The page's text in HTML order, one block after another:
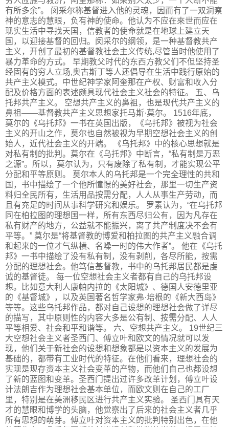
有所多余”。 闵采尔称基督进入他的灵魂，因而有了一双洞察
神的意志的慧眼，负有神的使命。他认为不应在來世而应在
现实生活中寻找天国，信教者的使命就是在地球上建立天
国，以迎接基督的回归。闵采尔的纲领，是一种基督教共产
主义，开创了最初的基督教社会主义传统,尽管当时他使用了
暴力革命的方式。 早期教父时代的东西方教父们不但坚持圣
经固有的穷人立场,奥古斯丁等人还倡导在生活中践行原始的
共产主义模式。中世纪神学家阿奎那在产权、财富和收入分
配及价格方面的表述颇具现代社会主义社会的特征。 五、乌
托邦共产主义。 空想共产主义的鼻祖，也是现代共产主义的
鼻祖——基督教共产主义思想家托马斯·莫尔。 1516年底，
莫尔的《乌托邦》一书在英国出版，《乌托邦》被视为社会
主义的开山之作，莫尔也自然被视为早期空想社会主义的创
始人，近代社会主义的开端。 《乌托邦》中的核心思想就是
对私有制的批判。莫尔在《乌托邦》中断言，“私有制是万恶
之源”。所以，莫尔认为，只有废除了私有制，才能实现公平
分配和平等原则。 莫尔本人的乌托邦是一个完全理性的共和
国，书中描绘了一个他所憧憬的美好社会，那里一切生产资
料归全民所有，生活用品按需分配，人人从事生产劳动，而
且有充足的时间从事科学研究和娱乐。 罗素认为，“在乌托邦
同在柏拉图的理想国一样，所有东西尽归公有，因为凡存在
私有财产的地方，公益就不能振兴，离了共产制度决不会有
平等。” 莫尔是“将基督教的博爱和柏拉图的共产主义融合调
和起来的一位才气纵横、名噪一时的伟大作者”。 他在《乌托
邦》一书中描绘了没有私有制，没有剥削，各尽所能，按需
分配的理想社会。他笃信基督教，书中的乌托邦居民都是虔
诚的基督徒。 每一位空想社会主义者都有自己的乌托邦设
想。比如意大利人康帕内拉的《太阳城》、德国人安德里亚
的《基督城》，以及英国著名哲学家弗·培根的《新大西岛》
等等。这些乌托邦作品，都对自己设想的理想社会做了详尽
的描写，其中原则性的内容大多是公有制、按需分配、人人
平等相爱、社会和平和谐等。 六、空想共产主义。 19世纪三
大空想社会主义者圣西门、傅立叶和欧文的情况就可以发
现，他们关于新社会的设想和想象都是以资本主义的发展为
基础的，都带有工业时代的特征。在他们看来，理想社会的
实现是现存资本主义社会变革的产物，而他们自己也都设想
了新的蓝图和变革。圣西门提出过许多改革计划，傅立叶设
计法朗吉作为理想社会基本单位，而欧文则在自己的工厂
里，特别是在美洲移民区进行共产主义实验。 圣西门具有天
才的慧眼和博学的头脑，他觉察出了后来的社会主义者几乎
所有思想的萌芽。傅立叶对资本主义的批判特别出色，在他